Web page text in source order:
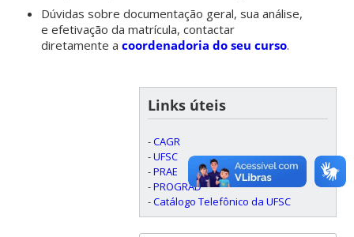
Dúvidas sobre documentação geral, sua análise,
e efetivação da matrícula, contactar
diretamente acoordenadoria do seu curso.
Links úteis
-CAGR
-UFSC
-PRAE
-PROGRAD
-Catálogo Telefônico da UFSC